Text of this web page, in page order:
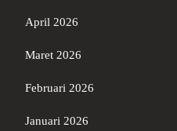
April 2026
Maret 2026
Februari 2026
Januari 2026